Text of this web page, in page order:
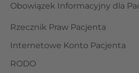
Obowiązek Informacyjny dla
Rzecznik Praw Pacjenta
Internetowe Konto Pacjenta
RODO